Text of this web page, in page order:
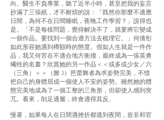
向。醫生不負專業，聽了近半小時，甚至把我的妄言
抄滿了三張紙，才不耐煩的說：「既然你那麼不適應
日間，為何不在日間睡眠，夜晚工作學習？」說得也
是。「不是每樣問題，覺得解決不了，就要將它變成
一個作品。要找到一個合適方法去梳理它。」何倩彤
如此形容她遇到樽額時的態度。假如人生就是一件作
品，我又何苦在不適合地方衝撞，最終成為一張英勇
犧牲的名畫？欣賞她的另一作品＜＜或多或少女／六
（三角）＞＞（圖 3）芭蕾舞者為求姿勢完美，不惜
把自己的身體屈成一個使人不安的姿勢。雖然她的體
態完美地成為了一個工整的三角形，但卻使人感到突
兀。看來，削足適履，終會適得其反。
慢著，如果每人在日間遇挫折都逃到夜間，豈非和官